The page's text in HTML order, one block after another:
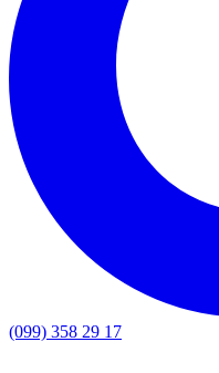
(099) 358 29 17